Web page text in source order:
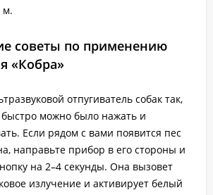
м.
советы по применению
«Кобра»
отпугиватель собак так,
быстро можно было нажать и
Если рядом с вами появится пес
направьте прибор в его стороны и
на 2–4 секунды. Она вызовет
излучение и активирует белый